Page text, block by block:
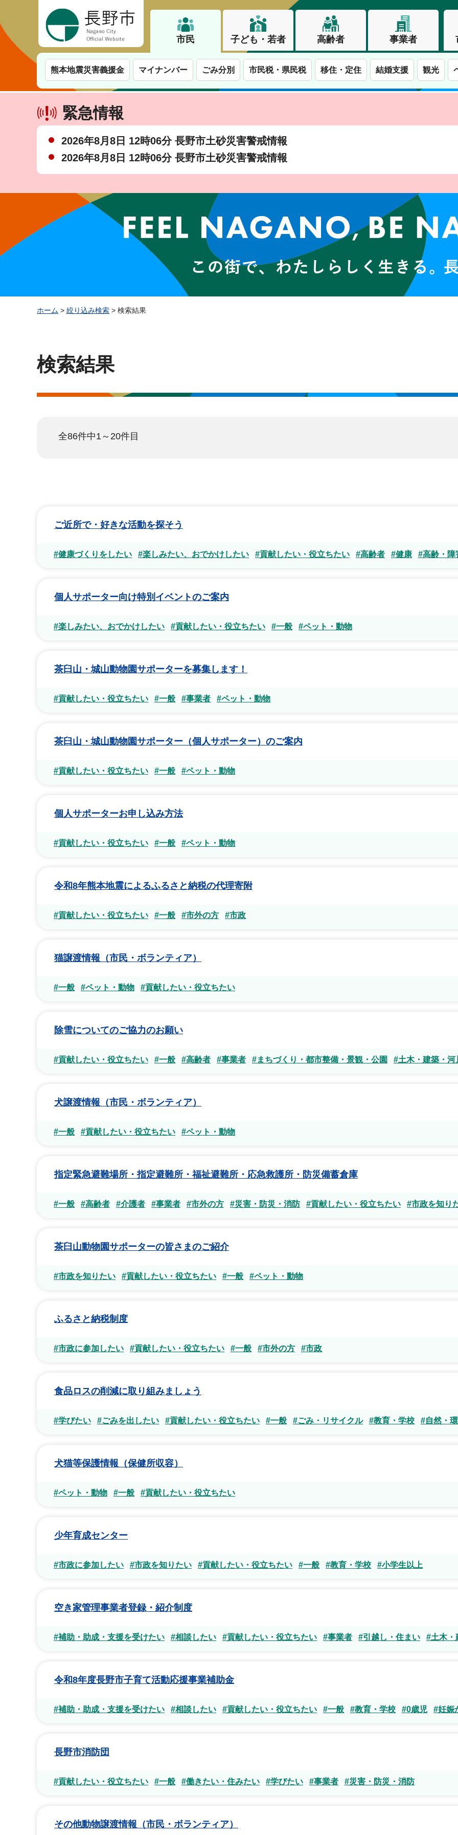
市民 子ども・若者 高齢者 事業者
熊本地震災害義援金 マイナンバー ごみ分別 市民税・県民税 移住・定住 結婚支援 観光
緊急情報
2026年8月8日 12時06分 長野市土砂災害警戒情報
2026年8月8日 12時06分 長野市土砂災害警戒情報
この街で、わたしらしく生きる。長野市
ホーム > 絞り込み検索 > 検索結果
検索結果
全86件中1～20件目
ご近所で・好きな活動を探そう
#健康づくりをしたい #楽しみたい、おでかけしたい #貢献したい・役立ちたい #高齢者 #健康 #高齢・障
個人サポーター向け特別イベントのご案内
#楽しみたい、おでかけしたい #貢献したい・役立ちたい #一般 #ペット・動物
茶臼山・城山動物園サポーターを募集します！
#貢献したい・役立ちたい #一般 #事業者 #ペット・動物
茶臼山・城山動物園サポーター（個人サポーター）のご案内
#貢献したい・役立ちたい #一般 #ペット・動物
個人サポーターお申し込み方法
#貢献したい・役立ちたい #一般 #ペット・動物
令和8年熊本地震によるふるさと納税の代理寄附
#貢献したい・役立ちたい #一般 #市外の方 #市政
猫譲渡情報（市民・ボランティア）
#一般 #ペット・動物 #貢献したい・役立ちたい
除雪についてのご協力のお願い
#貢献したい・役立ちたい #一般 #高齢者 #事業者 #まちづくり・都市整備・景観・公園 #土木・建築・河
犬譲渡情報（市民・ボランティア）
#一般 #貢献したい・役立ちたい #ペット・動物
指定緊急避難場所・指定避難所・福祉避難所・応急救護所・防災備蓄倉庫
#一般 #高齢者 #介護者 #事業者 #市外の方 #災害・防災・消防 #貢献したい・役立ちたい #市政を知り
茶臼山動物園サポーターの皆さまのご紹介
#市政を知りたい #貢献したい・役立ちたい #一般 #ペット・動物
ふるさと納税制度
#市政に参加したい #貢献したい・役立ちたい #一般 #市外の方 #市政
食品ロスの削減に取り組みましょう
#学びたい #ごみを出したい #貢献したい・役立ちたい #一般 #ごみ・リサイクル #教育・学校 #自然・
犬猫等保護情報（保健所収容）
#ペット・動物 #一般 #貢献したい・役立ちたい
少年育成センター
#市政に参加したい #市政を知りたい #貢献したい・役立ちたい #一般 #教育・学校 #小学生以上
空き家管理事業者登録・紹介制度
#補助・助成・支援を受けたい #相談したい #貢献したい・役立ちたい #事業者 #引越し・住まい #土木・
令和8年度長野市子育て活動応援事業補助金
#補助・助成・支援を受けたい #相談したい #貢献したい・役立ちたい #一般 #教育・学校 #0歳児 #妊娠
長野市消防団
#貢献したい・役立ちたい #一般 #働きたい・住みたい #学びたい #事業者 #災害・防災・消防
その他動物譲渡情報（市民・ボランティア）